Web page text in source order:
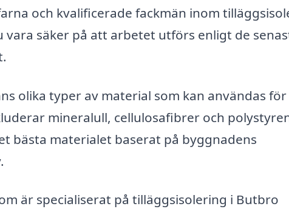
och kvalificerade fackmän inom
säker på att arbetet utförs enligt de
olika typer av material som kan användas för
mineralull, cellulosafibrer och
bästa materialet baserat på byggnadens
är specialiserat på tilläggsisolering i Butbro